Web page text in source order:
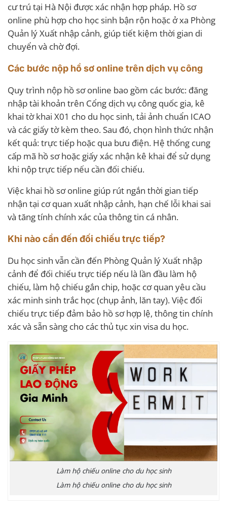
cư trú tại Hà Nội được xác nhận hợp pháp. Hồ sơ
online phù hợp cho học sinh bận rộn hoặc ở xa Phòng
Quản lý Xuất nhập cảnh, giúp tiết kiệm thời gian di
chuyển và chờ đợi.
Các bước nộp hồ sơ online trên dịch vụ công
Quy trình nộp hồ sơ online bao gồm các bước: đăng
nhập tài khoản trên Cổng dịch vụ công quốc gia, kê
khai tờ khai X01 cho du học sinh, tải ảnh chuẩn ICAO
và các giấy tờ kèm theo. Sau đó, chọn hình thức nhận
kết quả: trực tiếp hoặc qua bưu điện. Hệ thống cung
cấp mã hồ sơ hoặc giấy xác nhận kê khai để sử dụng
khi nộp trực tiếp nếu cần đối chiếu.
Việc khai hồ sơ online giúp rút ngắn thời gian tiếp
nhận tại cơ quan xuất nhập cảnh, hạn chế lỗi khai sai
và tăng tính chính xác của thông tin cá nhân.
Khi nào cần đến đối chiếu trực tiếp?
Du học sinh vẫn cần đến Phòng Quản lý Xuất nhập
cảnh để đối chiếu trực tiếp nếu là lần đầu làm hộ
chiếu, làm hộ chiếu gắn chip, hoặc cơ quan yêu cầu
xác minh sinh trắc học (chụp ảnh, lăn tay). Việc đối
chiếu trực tiếp đảm bảo hồ sơ hợp lệ, thông tin chính
xác và sẵn sàng cho các thủ tục xin visa du học.
Làm hộ chiếu online cho du học sinh
Làm hộ chiếu online cho du học sinh